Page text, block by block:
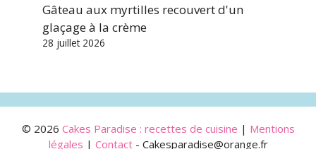
Gâteau aux myrtilles recouvert d'un
glaçage à la crème
28 juillet 2026
© 2026 Cakes Paradise : recettes de cuisine | Mentions
légales | Contact- Cakesparadise@orange.fr